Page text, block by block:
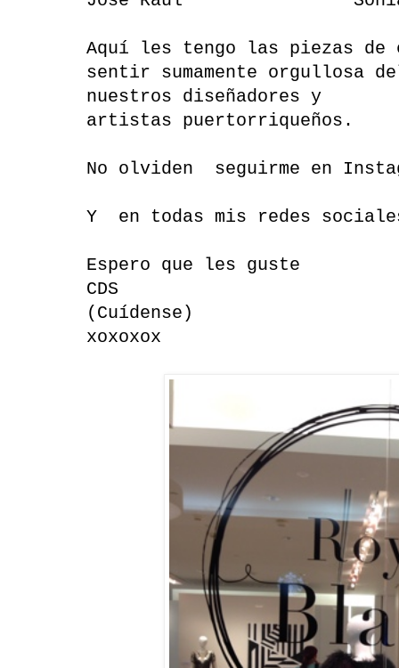
Aquí les tengo las piezas de
sentir sumamente orgullosa
nuestros diseñadores y
artistas puertorriqueños.
No olviden seguirme en
Y en todas mis redes
Espero que les guste
CDS
(Cuídense)
xoxoxox